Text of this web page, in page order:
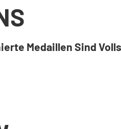
Medaillen Sind